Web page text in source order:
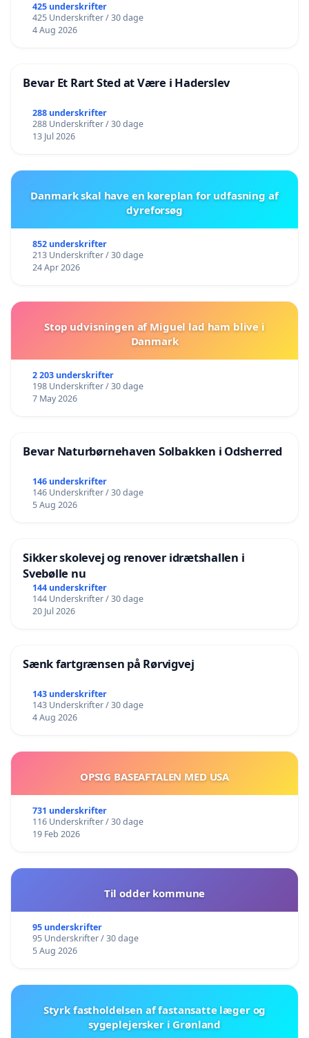
425 underskrifter
425 Underskrifter / 30 dage
4 Aug 2026
Bevar Et Rart Sted at Være i Haderslev
288 underskrifter
288 Underskrifter / 30 dage
13 Jul 2026
Danmark skal have en køreplan for udfasning af
dyreforsøg
852 underskrifter
213 Underskrifter / 30 dage
24 Apr 2026
Stop udvisningen af Miguel lad ham blive i
Danmark
2 203 underskrifter
198 Underskrifter / 30 dage
7 May 2026
Bevar Naturbørnehaven Solbakken i Odsherred
146 underskrifter
146 Underskrifter / 30 dage
5 Aug 2026
Sikker skolevej og renover idrætshallen i
Svebølle nu
144 underskrifter
144 Underskrifter / 30 dage
20 Jul 2026
Sænk fartgrænsen på Rørvigvej
143 underskrifter
143 Underskrifter / 30 dage
4 Aug 2026
OPSIG BASEAFTALEN MED USA
731 underskrifter
116 Underskrifter / 30 dage
19 Feb 2026
Til odder kommune
95 underskrifter
95 Underskrifter / 30 dage
5 Aug 2026
Styrk fastholdelsen af fastansatte læger og
sygeplejersker i Grønland